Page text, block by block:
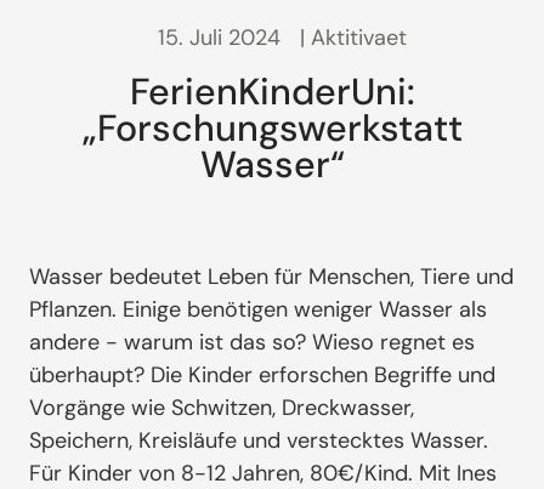
15. Juli 2024 | Aktitivaet
FerienKinderUni:
„Forschungswerkstatt
Wasser“
Wasser bedeutet Leben für Menschen, Tiere und
Pflanzen. Einige benötigen weniger Wasser als
andere - warum ist das so? Wieso regnet es
überhaupt? Die Kinder erforschen Begriffe und
Vorgänge wie Schwitzen, Dreckwasser,
Speichern, Kreisläufe und verstecktes Wasser.
Für Kinder von 8-12 Jahren, 80€/Kind. Mit Ines